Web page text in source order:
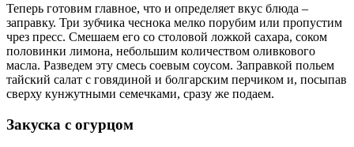
Теперь готовим главное, что и определяет вкус блюда –
заправку. Три зубчика чеснока мелко порубим или пропустим
чрез пресс. Смешаем его со столовой ложкой сахара, соком
половинки лимона, небольшим количеством оливкового
масла. Разведем эту смесь соевым соусом. Заправкой польем
тайский салат с говядиной и болгарским перчиком и, посыпав
сверху кунжутными семечками, сразу же подаем.
Закуска с огурцом